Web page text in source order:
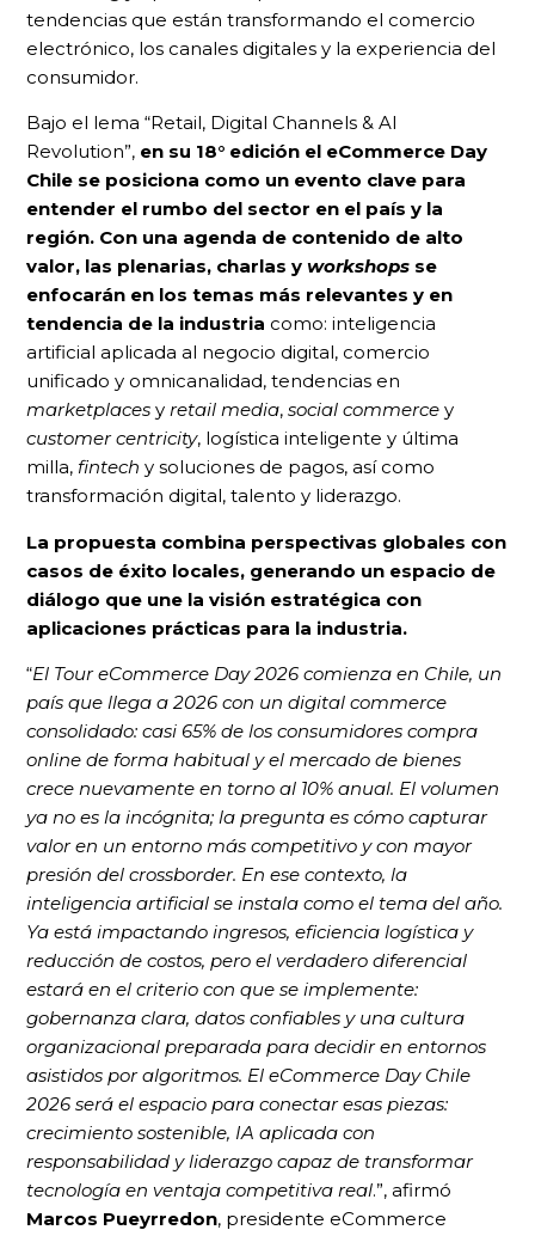
tendencias que están transformando el comercio
electrónico, los canales digitales y la experiencia del
consumidor.
Bajo el lema “Retail, Digital Channels & AI
Revolution”, en su 18° edición el eCommerce Day
Chile se posiciona como un evento clave para
entender el rumbo del sector en el país y la
región. Con una agenda de contenido de alto
valor, las plenarias, charlas y workshops se
enfocarán en los temas más relevantes y en
tendencia de la industria como: inteligencia
artificial aplicada al negocio digital, comercio
unificado y omnicanalidad, tendencias en
marketplaces y retail media, social commerce y
customer centricity, logística inteligente y última
milla, fintech y soluciones de pagos, así como
transformación digital, talento y liderazgo.
La propuesta combina perspectivas globales con
casos de éxito locales, generando un espacio de
diálogo que une la visión estratégica con
aplicaciones prácticas para la industria.
“El Tour eCommerce Day 2026 comienza en Chile, un
país que llega a 2026 con un digital commerce
consolidado: casi 65% de los consumidores compra
online de forma habitual y el mercado de bienes
crece nuevamente en torno al 10% anual. El volumen
ya no es la incógnita; la pregunta es cómo capturar
valor en un entorno más competitivo y con mayor
presión del crossborder. En ese contexto, la
inteligencia artificial se instala como el tema del año.
Ya está impactando ingresos, eficiencia logística y
reducción de costos, pero el verdadero diferencial
estará en el criterio con que se implemente:
gobernanza clara, datos confiables y una cultura
organizacional preparada para decidir en entornos
asistidos por algoritmos. El eCommerce Day Chile
2026 será el espacio para conectar esas piezas:
crecimiento sostenible, IA aplicada con
responsabilidad y liderazgo capaz de transformar
tecnología en ventaja competitiva real.”, afirmó
Marcos Pueyrredon, presidente eCommerce